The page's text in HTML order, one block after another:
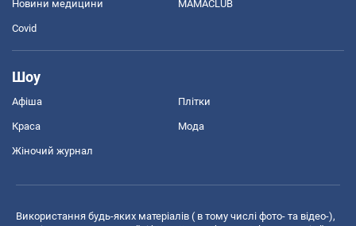
Новини медицини MAMACLUB
Covid
Шоу
Афіша Плітки
Краса Мода
Жіночий журнал
Використання будь-яких матеріалів ( в тому числі фото- та відео-),